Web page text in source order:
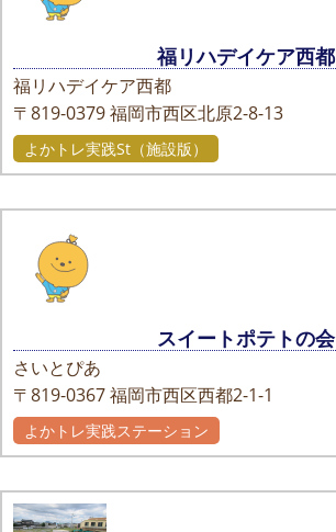
福リハデイケア西都
福リハデイケア西都
〒819-0379福岡市西区北原2-8-13
よかトレ実践St（施設版）
スイートポテトの会
さいとぴあ
〒819-0367福岡市西区西都2-1-1
よかトレ実践ステーション